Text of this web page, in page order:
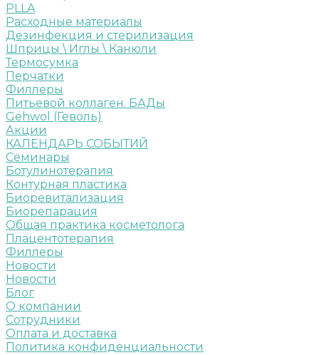
PLLA
Расходные материалы
Дезинфекция и стерилизация
Шприцы \ Иглы \ Канюли
Термосумка
Перчатки
Филлеры
Питьевой коллаген. БАДы
Gehwol (Геволь)
Акции
КАЛЕНДАРЬ СОБЫТИЙ
Семинары
Ботулинотерапия
Контурная пластика
Биоревитализация
Биорепарация
Общая практика косметолога
Плацентотерапия
Филлеры
Новости
Новости
Блог
О компании
Сотрудники
Оплата и доставка
Политика конфиденциальности